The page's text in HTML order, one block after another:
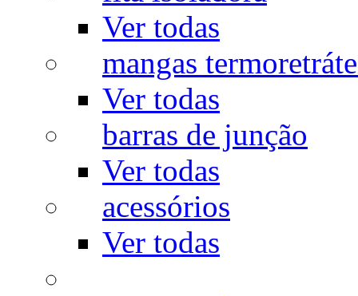
Ver todas
mangas
Ver todas
barras de junção
Ver todas
acessórios
Ver todas